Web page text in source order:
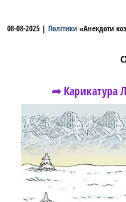
08-08-2025 | Політики «Анекдоти
➦ Карикатура